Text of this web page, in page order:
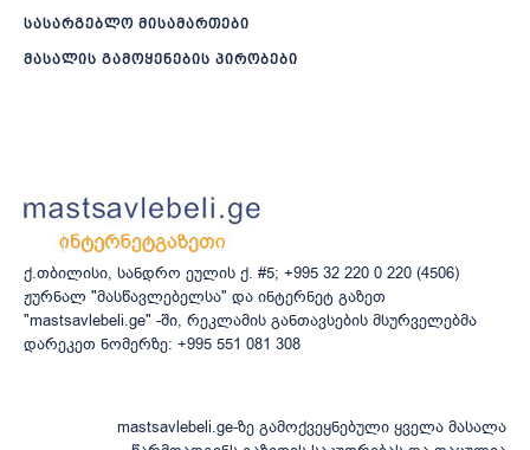
სასარგებლო მისამართები
მასალის გამოყენების პირობები
ქ.თბილისი, სანდრო ეულის ქ. #5; +995 32 220 0 220 (4506)
ჟურნალ "მასწავლებელსა" და ინტერნეტ გაზეთ
"mastsavlebeli.ge" -ში, რეკლამის განთავსების მსურველებმა
დარეკეთ ნომერზე: +995 551 081 308
mastsavlebeli.ge-ზე გამოქვეყნებული ყველა მასალა